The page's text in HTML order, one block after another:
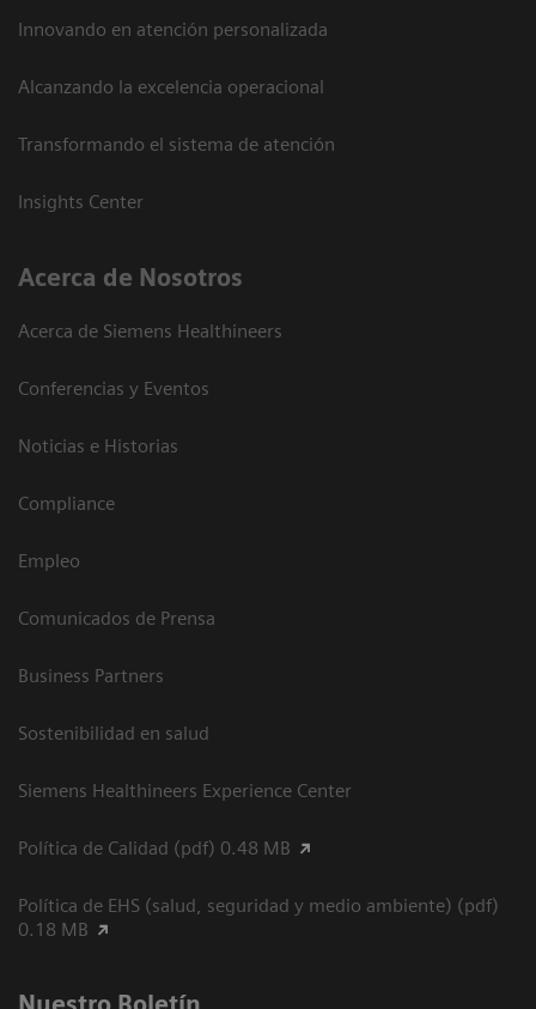
Innovando en atención personalizada
Alcanzando la excelencia operacional
Transformando el sistema de atención
Insights Center
Acerca de Nosotros
Acerca de Siemens Healthineers
Conferencias y Eventos
Noticias e Historias
Compliance
Empleo
Comunicados de Prensa
Business Partners
Sostenibilidad en salud
Siemens Healthineers Experience Center
Política de Calidad (pdf) 0.48 MB
Política de EHS (salud, seguridad y medio ambiente) (pdf)
0.18 MB